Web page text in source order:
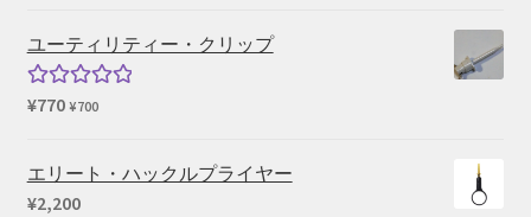
帯:
ユーティリティー・クリップ
5段階中
¥770 ¥700
エリート・ハックルプライヤー
¥2,200